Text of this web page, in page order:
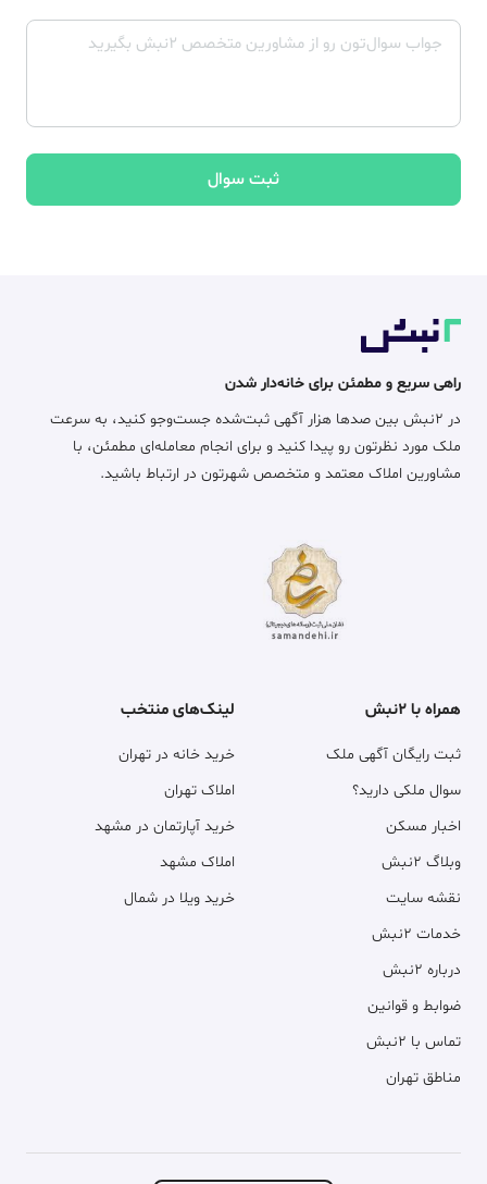
ثبت سوال
راهی سریع و مطمئن برای خانه‌دار شدن
در ۲نبش بین صدها هزار آگهی ثبت‌شده جست‌وجو کنید، به سرعت
ملک مورد نظرتون رو پیدا کنید و برای انجام معامله‌ای مطمئن، با
مشاورین املاک معتمد و متخصص شهرتون در ارتباط باشید.
همراه با ۲نبش
ثبت رایگان آگهی ملک
سوال ملکی دارید؟
اخبار مسکن
وبلاگ ۲نبش
نقشه سایت
خدمات ۲نبش
درباره ۲نبش
ضوابط و قوانین
تماس با ۲نبش
مناطق تهران
لینک‌های منتخب
خرید خانه در تهران
املاک تهران
خرید آپارتمان در مشهد
املاک مشهد
خرید ویلا در شمال